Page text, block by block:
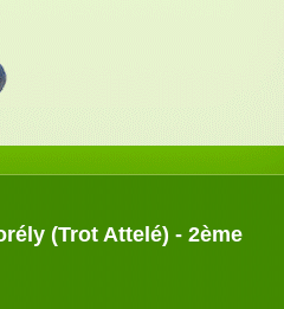
(Trot Attelé) - 2ème